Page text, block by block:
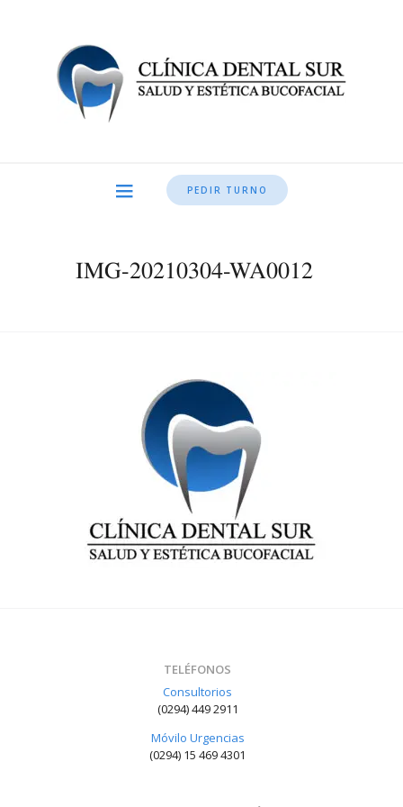
PEDIR TURNO
IMG-20210304-WA0012
TELÉFONOS
Consultorios
(0294) 449 2911
Móvilo Urgencias
(0294) 15 469 4301